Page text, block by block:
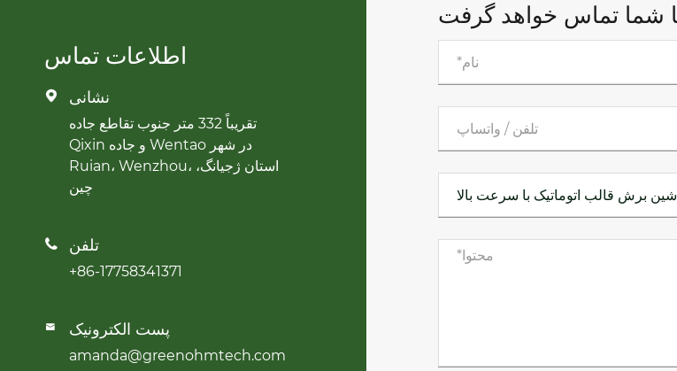
اطلاعات تماس
 نشانی
تقریباً 332 متر جنوب تقاطع جاده
Qixin و جاده Wentao در شهر
Ruian، Wenzhou، استان ژجیانگ،
چین
 تلفن
+86-17758341371
 پست الکترونیک
amanda@greenohmtech.com